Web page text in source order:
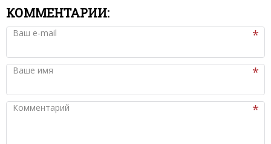
КОММЕНТАРИИ:
Ваш e-mail
Ваше имя
Комментарий